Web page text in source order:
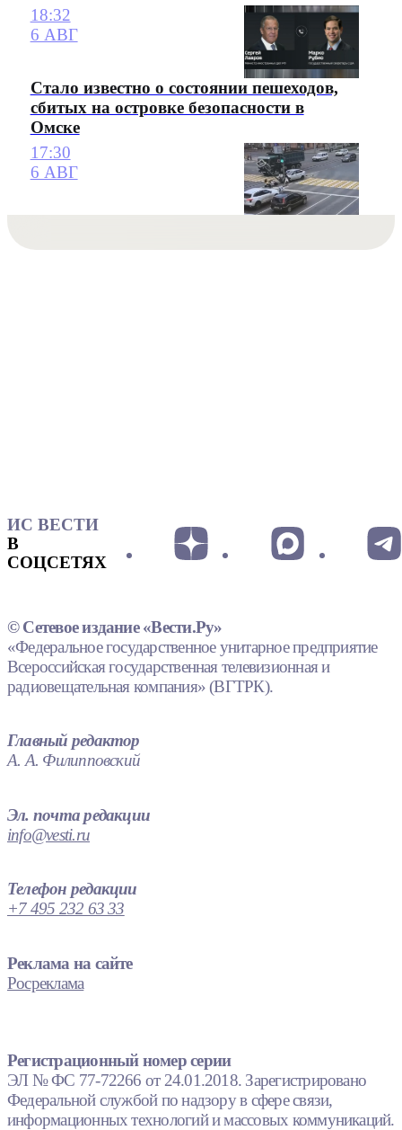
18:32
6 АВГ
Стало известно о состоянии пешеходов,
сбитых на островке безопасности в
Омске
17:30
6 АВГ
ИС ВЕСТИ
В
СОЦСЕТЯХ
© Сетевое издание «Вести.Ру»
«Федеральное государственное унитарное предприятие
Всероссийская государственная телевизионная и
радиовещательная компания» (ВГТРК).
Главный редактор
А. А. Филипповский
Эл. почта редакции
info@vesti.ru
Телефон редакции
+7 495 232 63 33
Реклама на сайте
Росреклама
Регистрационный номер серии
ЭЛ № ФС 77-72266 от 24.01.2018. Зарегистрировано
Федеральной службой по надзору в сфере связи,
информационных технологий и массовых коммуникаций.